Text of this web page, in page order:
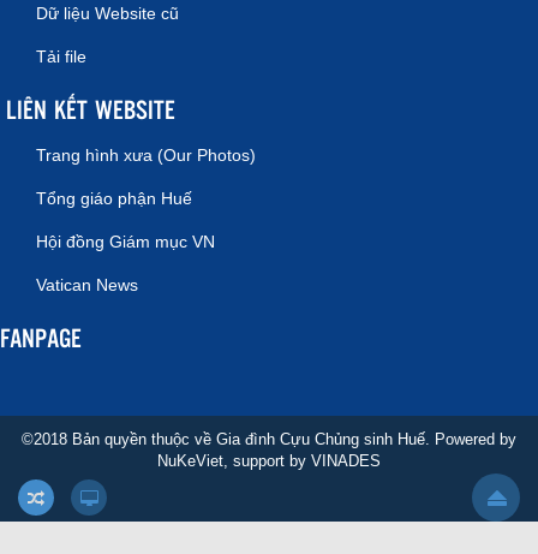
Dữ liệu Website cũ
Tải file
LIÊN KẾT WEBSITE
Trang hình xưa (Our Photos)
Tổng giáo phận Huế
Hội đồng Giám mục VN
Vatican News
FANPAGE
©2018 Bản quyền thuộc về Gia đình Cựu Chủng sinh Huế. Powered by
NuKeViet , support by VINADES